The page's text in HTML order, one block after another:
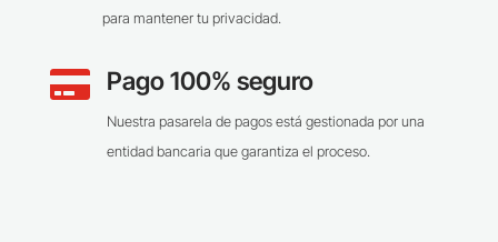
para mantener tu privacidad.
 Pago 100% seguro
Nuestra pasarela de pagos está gestionada por una
entidad bancaria que garantiza el proceso.